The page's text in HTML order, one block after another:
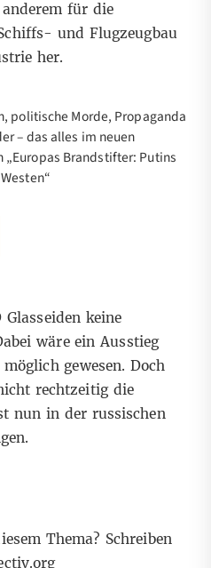
für die
und Flugzeugbau
her.
politische Morde, Propaganda
– das alles im neuen
„Europas Brandstifter: Putins
keine
wäre ein Ausstieg
gewesen. Doch
rechtzeitig die
nun in der russischen
Thema? Schreiben